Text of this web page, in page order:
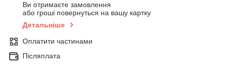
Ви отримаєте замовлення
або гроші повернуться на вашу картку
Детальніше
Оплатити частинами
Післяплата